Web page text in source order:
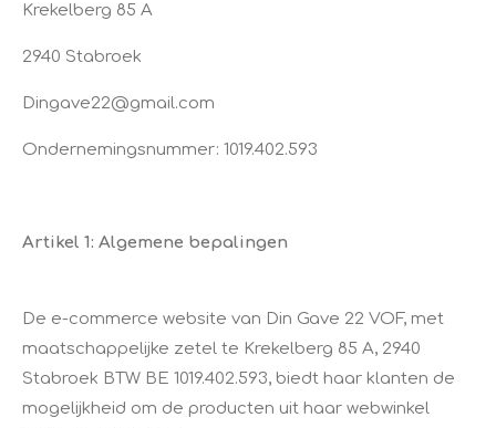
Krekelberg 85 A
2940 Stabroek
Dingave22@gmail.com
Ondernemingsnummer: 1019.402.593
Artikel 1: Algemene bepalingen
De e-commerce website van Din Gave 22 VOF, met
maatschappelijke zetel te Krekelberg 85 A, 2940
Stabroek BTW BE 1019.402.593, biedt haar klanten de
mogelijkheid om de producten uit haar webwinkel